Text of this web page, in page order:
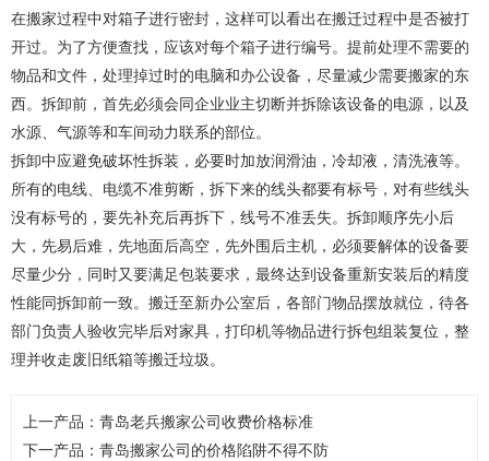
在搬家过程中对箱子进行密封，这样可以看出在搬迁过程中是否被打
开过。为了方便查找，应该对每个箱子进行编号。提前处理不需要的
物品和文件，处理掉过时的电脑和办公设备，尽量减少需要搬家的东
西。拆卸前，首先必须会同企业业主切断并拆除该设备的电源，以及
水源、气源等和车间动力联系的部位。
拆卸中应避免破坏性拆装，必要时加放润滑油，冷却液，清洗液等。
所有的电线、电缆不准剪断，拆下来的线头都要有标号，对有些线头
没有标号的，要先补充后再拆下，线号不准丢失。拆卸顺序先小后
大，先易后难，先地面后高空，先外围后主机，必须要解体的设备要
尽量少分，同时又要满足包装要求，最终达到设备重新安装后的精度
性能同拆卸前一致。搬迁至新办公室后，各部门物品摆放就位，待各
部门负责人验收完毕后对家具，打印机等物品进行拆包组装复位，整
理并收走废旧纸箱等搬迁垃圾。
上一产品： 青岛老兵搬家公司收费价格标准
下一产品： 青岛搬家公司的价格陷阱不得不防